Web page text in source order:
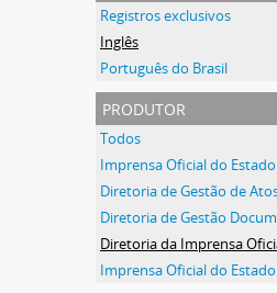
Registros exclusivos
Inglês
Português do Brasil
produtor
Todos
Diretoria de Gestão de
Diretoria de Gestão